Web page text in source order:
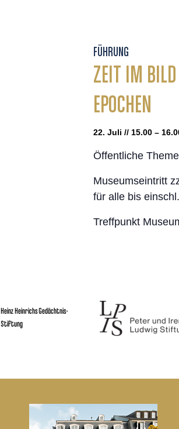
FÜHRUNG
ZEIT IM BILD
EPOCHEN
22. Juli // 15.00 –
Öffentliche
Museumseintritt
für alle bis
Treffpunkt
Heinz Heinrichs Gedächtnis-
Stiftung